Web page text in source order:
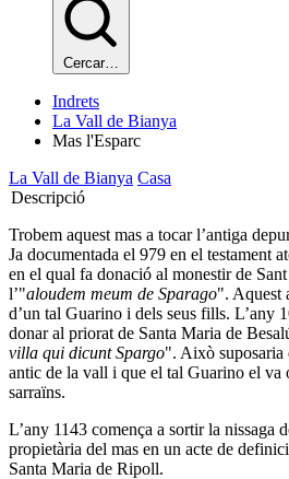
Cercar…
Indrets
La Vall de Bianya
Mas l'Esparc
La Vall de Bianya Casa
Descripció
Trobem aquest mas a tocar l’antiga
Ja documentada el 979 en el testament
en el qual fa donació al monestir de
l’"aloudem meum de Sparago". Aquest
d’un tal Guarino i dels seus fills. L’any
donar al priorat de Santa Maria de
villa qui dicunt Spargo". Això suposaria
antic de la vall i que el tal Guarino el va
sarraïns.
L’any 1143 comença a sortir la nissaga
propietària del mas en un acte de
Santa Maria de Ripoll.